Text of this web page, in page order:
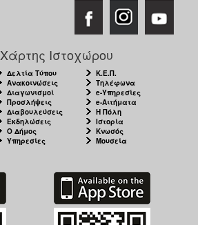
Χάρτης Ιστοχώρου
Δελτία Τύπου
Ανακοινώσεις
Διαγωνισμοί
Προσλήψεις
Διαβουλεύσεις
Εκδηλώσεις
Ο Δήμος
Υπηρεσίες
Κ.Ε.Π.
Τηλέφωνα
e-Υπηρεσίες
e-Αιτήματα
Η Πόλη
Ιστορία
Κνωσός
Μουσεία